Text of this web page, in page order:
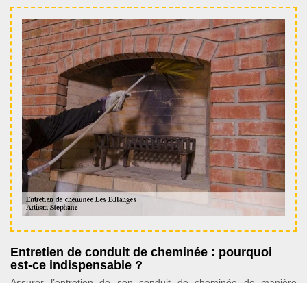
Entretien de conduit de cheminée : pourquoi
est-ce indispensable ?